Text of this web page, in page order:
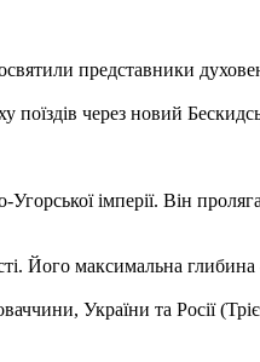
представники
через новий
імперії. Він
Його максимальна глибина
України та Росії